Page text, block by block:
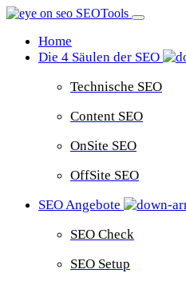
Home
Die 4 Säulen der SEO
Technische SEO
Content SEO
OnSite SEO
OffSite SEO
SEO Angebote
SEO Check
SEO Setup